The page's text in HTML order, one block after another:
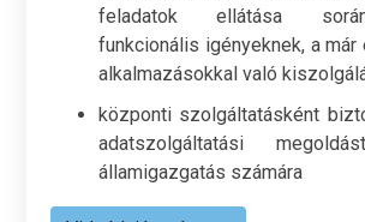
feladatok ellátása
funkcionális igényeknek, a már
alkalmazásokkal való
központi szolgáltatásként
adatszolgáltatási
államigazgatás számára